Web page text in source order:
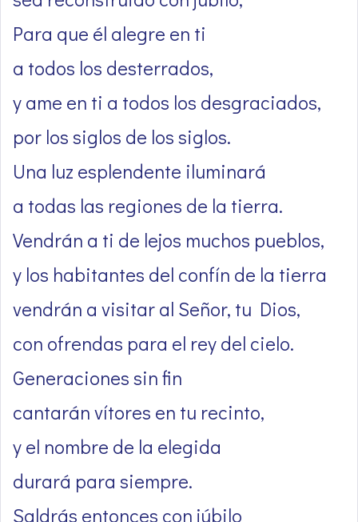
Para que él alegre en ti
a todos los desterrados,
y ame en ti a todos los desgraciados,
por los siglos de los siglos.
Una luz esplendente iluminará
a todas las regiones de la tierra.
Vendrán a ti de lejos muchos pueblos,
y los habitantes del confín de la tierra
vendrán a visitar al Señor, tu Dios,
con ofrendas para el rey del cielo.
Generaciones sin fin
cantarán vítores en tu recinto,
y el nombre de la elegida
durará para siempre.
Saldrás entonces con júbilo